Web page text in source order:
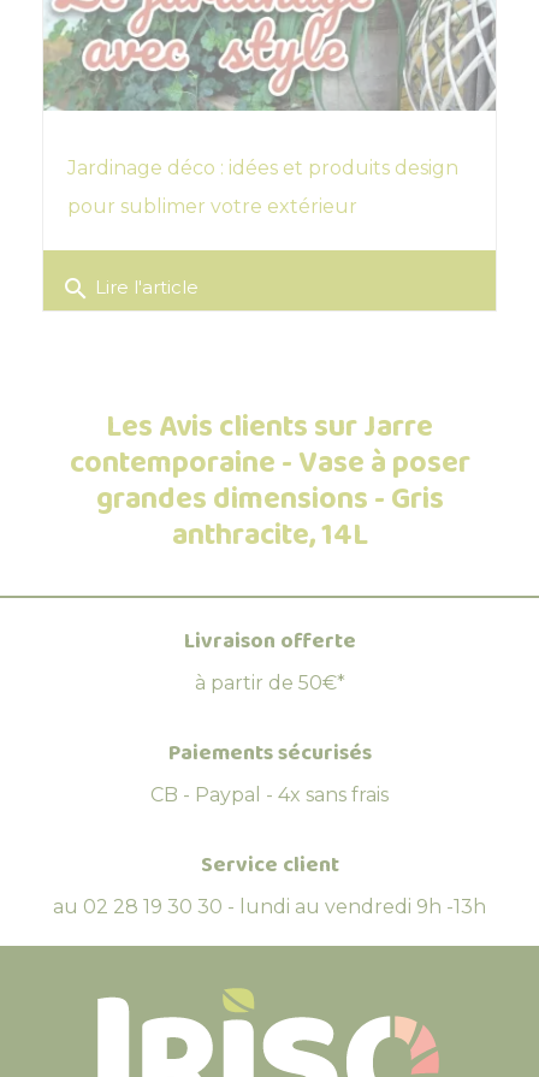
Jardinage déco : idées et produits design
pour sublimer votre extérieur
search Lire l'article
Les Avis clients sur Jarre
contemporaine - Vase à poser
grandes dimensions - Gris
anthracite, 14L
Livraison offerte
à partir de 50€*
Paiements sécurisés
CB - Paypal - 4x sans frais
Service client
au 02 28 19 30 30 - lundi au vendredi 9h -13h